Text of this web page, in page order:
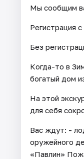
Мы сообщим
Регистрация
Без
Когда-то в
богатый дом
На этой
для себя
Вас ждут: -
оружейного
«Павлин»